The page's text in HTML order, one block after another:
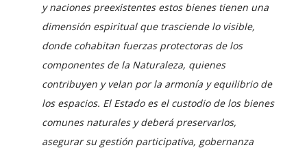
y naciones preexistentes estos bienes tienen una
dimensión espiritual que trasciende lo visible,
donde cohabitan fuerzas protectoras de los
componentes de la Naturaleza, quienes
contribuyen y velan por la armonía y equilibrio de
los espacios. El Estado es el custodio de los bienes
comunes naturales y deberá preservarlos,
asegurar su gestión participativa, gobernanza